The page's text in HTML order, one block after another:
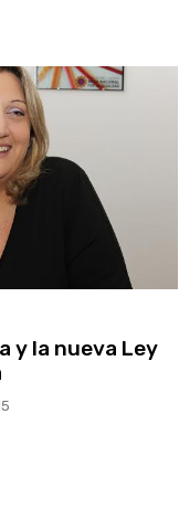
y la nueva Ley